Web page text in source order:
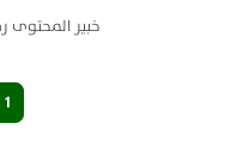
خبير المحتوى
1